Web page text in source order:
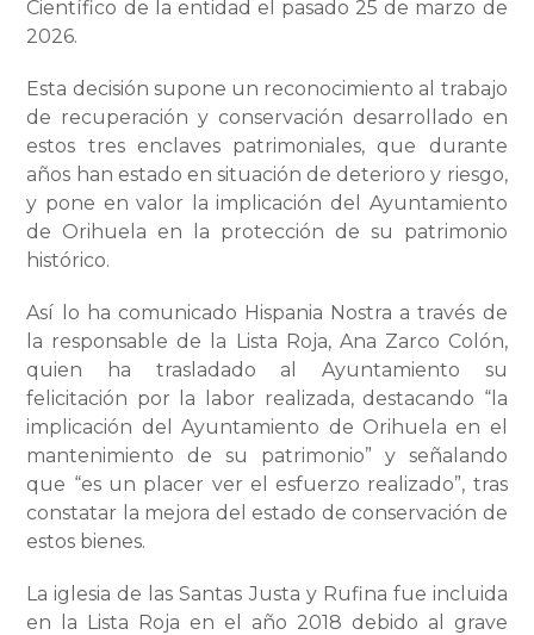
Científico de la entidad el pasado 25 de marzo de
2026.
Esta decisión supone un reconocimiento al trabajo
de recuperación y conservación desarrollado en
estos tres enclaves patrimoniales, que durante
años han estado en situación de deterioro y riesgo,
y pone en valor la implicación del Ayuntamiento
de Orihuela en la protección de su patrimonio
histórico.
Así lo ha comunicado Hispania Nostra a través de
la responsable de la Lista Roja, Ana Zarco Colón,
quien ha trasladado al Ayuntamiento su
felicitación por la labor realizada, destacando “la
implicación del Ayuntamiento de Orihuela en el
mantenimiento de su patrimonio” y señalando
que “es un placer ver el esfuerzo realizado”, tras
constatar la mejora del estado de conservación de
estos bienes.
La iglesia de las Santas Justa y Rufina fue incluida
en la Lista Roja en el año 2018 debido al grave